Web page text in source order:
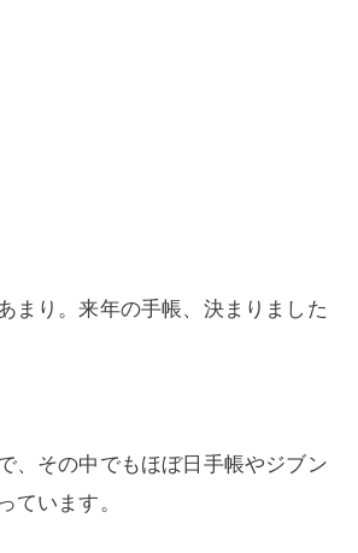
まり。来年の手帳、決まりました
、その中でもほぼ日手帳やジブン
ています。